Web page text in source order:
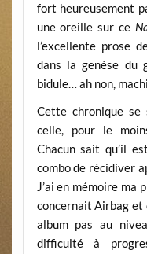
fort heureusement
une oreille sur ce
l’excellente prose
dans la genèse du
bidule… ah non,
Cette chronique
celle, pour le
Chacun sait qu’il
combo de récidiver
J’ai en mémoire ma
concernait Airbag et
album pas au
difficulté à